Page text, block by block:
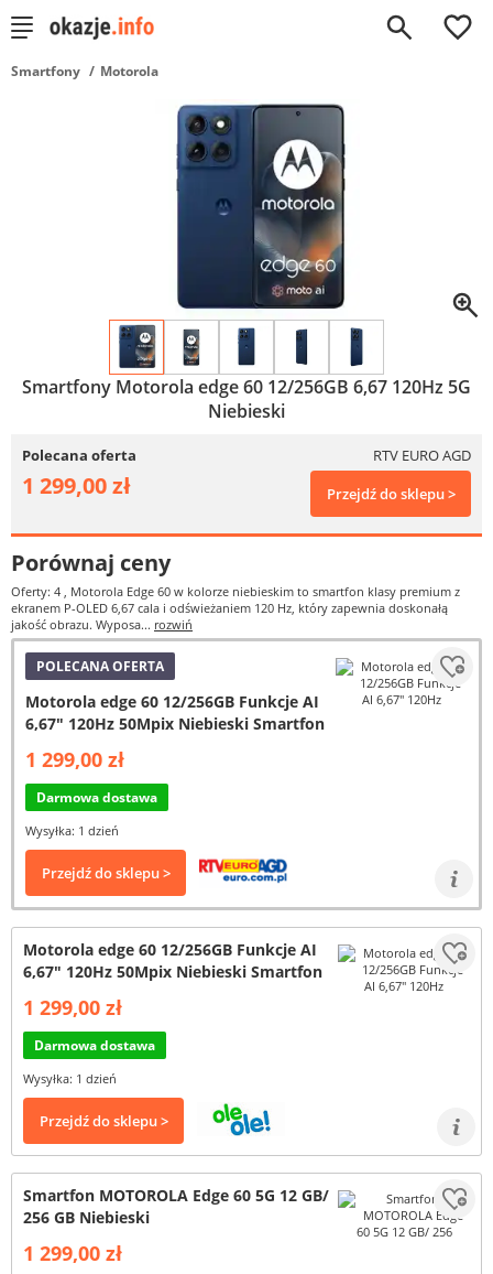
0
Smartfony Motorola
Smartfony Motorola edge 60 12/256GB 6,67 120Hz 5G
Niebieski
Polecana oferta RTV EURO AGD
1 299,00 zł Przejdź do sklepu >
Porównaj ceny
Oferty: 4 , Motorola Edge 60 w kolorze niebieskim to smartfon klasy premium z
ekranem P-OLED 6,67 cala i odświeżaniem 120 Hz, który zapewnia doskonałą
jakość obrazu. Wyposa... rozwiń
POLECANA OFERTA
Motorola edge 60 12/256GB Funkcje AI
6,67" 120Hz 50Mpix Niebieski Smartfon
1 299,00 zł
Darmowa dostawa
Wysyłka: 1 dzień
Przejdź do sklepu >
Motorola edge 60 12/256GB Funkcje AI
6,67" 120Hz 50Mpix Niebieski Smartfon
1 299,00 zł
Darmowa dostawa
Wysyłka: 1 dzień
Przejdź do sklepu >
Smartfon MOTOROLA Edge 60 5G 12 GB/
256 GB Niebieski
1 299,00 zł